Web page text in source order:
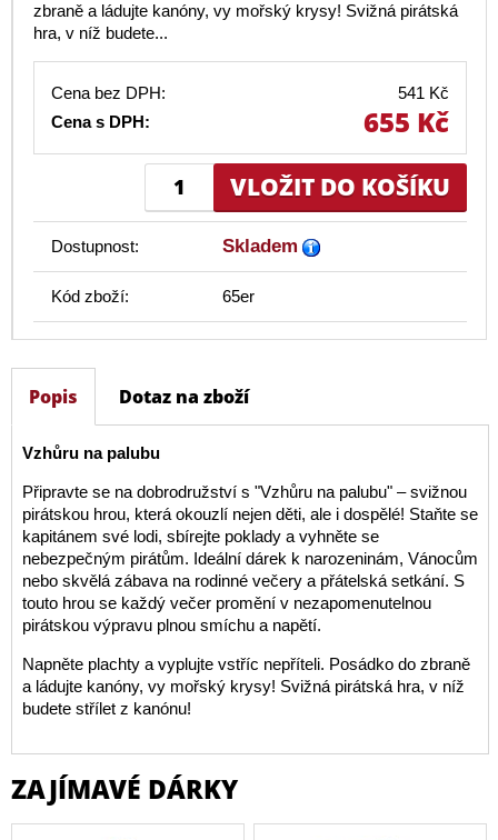
zbraně a ládujte kanóny, vy mořský krysy! Svižná pirátská
hra, v níž budete...
Cena bez DPH:
541 Kč
Cena s DPH:
655 Kč
Dostupnost: Skladem
Kód zboží: 65er
Popis Dotaz na zboží
Vzhůru na palubu
Připravte se na dobrodružství s "Vzhůru na palubu" – svižnou
pirátskou hrou, která okouzlí nejen děti, ale i dospělé! Staňte se
kapitánem své lodi, sbírejte poklady a vyhněte se
nebezpečným pirátům. Ideální dárek k narozeninám, Vánocům
nebo skvělá zábava na rodinné večery a přátelská setkání. S
touto hrou se každý večer promění v nezapomenutelnou
pirátskou výpravu plnou smíchu a napětí.
Napněte plachty a vyplujte vstříc nepříteli. Posádko do zbraně
a ládujte kanóny, vy mořský krysy! Svižná pirátská hra, v níž
budete střílet z kanónu!
ZAJÍMAVÉ DÁRKY